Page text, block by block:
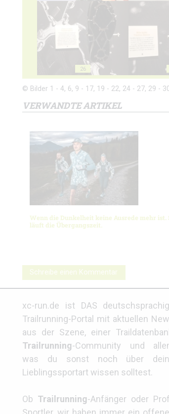
26
© Bilder 1 - 4, 6, 9 - 17, 19 - 22, 24 - 27, 29 -
VERWANDTE ARTIKEL
Wenn die Dunkelheit keine Ausrede mehr ist.
läuft die Übergangszeit.
Schreibe einen Kommentar
xc-run.de ist DAS
Trailrunning-Portal mit aktuellen
aus der Szene, einer
Trailrunning-Community und
was du sonst noch über
Lieblingssportart wissen solltest.
Ob Trailrunning-Anfänger oder